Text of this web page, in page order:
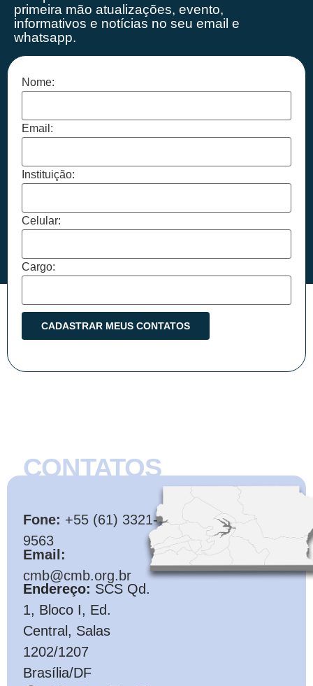
primeira mão atualizações, evento,
informativos e notícias no seu email e
whatsapp.
Nome:
Email:
Instituição:
Celular:
Cargo:
CONTATOS
Fone: +55 (61) 3321-
9563
Email:
cmb@cmb.org.br
Endereço: SCS Qd.
1, Bloco I, Ed.
Central, Salas
1202/1207
Brasília/DF